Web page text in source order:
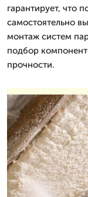
гарантирует, что
самостоятельно
монтаж систем
подбор
прочности.